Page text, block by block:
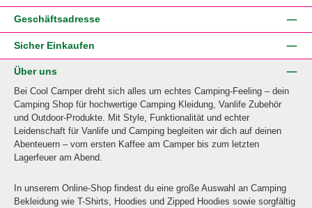
Geschäftsadresse
Sicher Einkaufen
Über uns
Bei Cool Camper dreht sich alles um echtes Camping-Feeling – dein
Camping Shop für hochwertige Camping Kleidung, Vanlife Zubehör
und Outdoor-Produkte. Mit Style, Funktionalität und echter
Leidenschaft für Vanlife und Camping begleiten wir dich auf deinen
Abenteuern – vom ersten Kaffee am Camper bis zum letzten
Lagerfeuer am Abend.
In unserem Online-Shop findest du eine große Auswahl an Camping
Bekleidung wie T-Shirts, Hoodies und Zipped Hoodies sowie sorgfältig